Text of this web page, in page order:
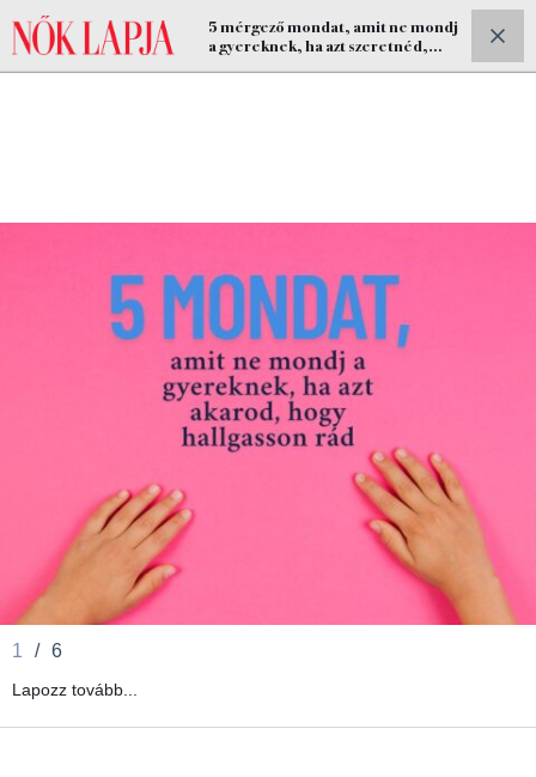
ELŐFIZETEK
5 mérgező mondat, amit ne mondj
a gyereknek, ha azt szeretnéd,
1 / 6
Lapozz tovább...